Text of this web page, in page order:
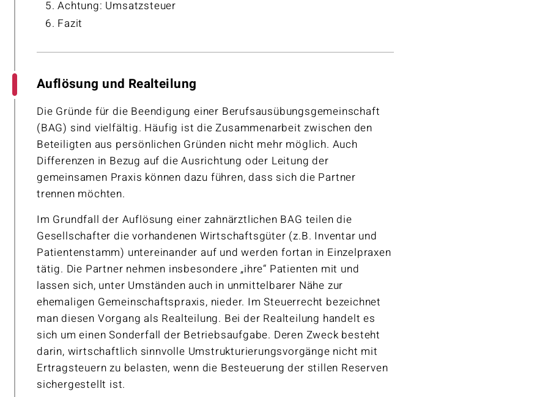
Achtung: Umsatzsteuer
Fazit
Auflösung und Realteilung
Die Gründe für die Beendigung einer Berufsausübungsgemeinschaft
(BAG) sind vielfältig. Häufig ist die Zusammenarbeit zwischen den
Beteiligten aus persönlichen Gründen nicht mehr möglich. Auch
Differenzen in Bezug auf die Ausrichtung oder Leitung der
gemeinsamen Praxis können dazu führen, dass sich die Partner
trennen möchten.
Im Grundfall der Auflösung einer zahnärztlichen BAG teilen die
Gesellschafter die vorhandenen Wirtschaftsgüter (z.B. Inventar und
Patientenstamm) untereinander auf und werden fortan in Einzelpraxen
tätig. Die Partner nehmen insbesondere „ihre“ Patienten mit und
lassen sich, unter Umständen auch in unmittelbarer Nähe zur
ehemaligen Gemeinschaftspraxis, nieder. Im Steuerrecht bezeichnet
man diesen Vorgang als Realteilung. Bei der Realteilung handelt es
sich um einen Sonderfall der Betriebsaufgabe. Deren Zweck besteht
darin, wirtschaftlich sinnvolle Umstrukturierungsvorgänge nicht mit
Ertragsteuern zu belasten, wenn die Besteuerung der stillen Reserven
sichergestellt ist.